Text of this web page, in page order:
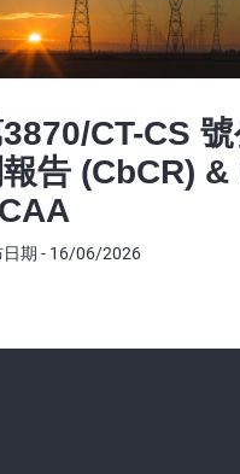
CT-CS
告 (CbCR) &
日期 - 16/06/2026